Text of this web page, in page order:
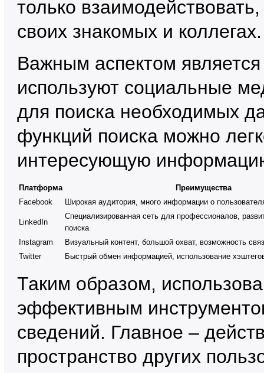
только
своих знакомых и коллегах.
Важным аспектом
используют социальные
для поиска необходимых
функций поиска можно
интересующую
Платформа
Преимущества
Facebook
Широкая аудитория, много информации о
LinkedIn
Специализированная сеть для профессионалов,
поиска
Instagram
Визуальный контент, большой охват, возможность
Twitter
Быстрый обмен информацией, использование
Таким образом,
эффективным
сведений. Главное –
пространство других